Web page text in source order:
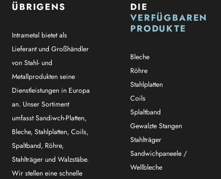
ÜBRIGENS
Intrametal bietet als
Lieferant und Großhändler
von Stahl- und
Metallprodukten seine
Dienstleistungen in Europa
an. Unser Sortiment
umfasst Sandiwch-Platten,
Bleche, Stahlplatten, Coils,
Spaltband, Röhre,
Stahlträger und Walzstäbe.
Wir stellen eine schnelle
DIE
VERFÜGBAREN
PRODUKTE
Bleche
Röhre
Stahlplatten
Coils
Splaltband
Gewalzte Stangen
Stahlträger
Sandwichpaneele /
Wellbleche